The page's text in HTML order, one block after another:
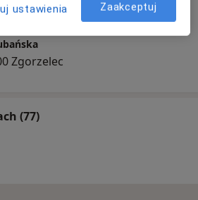
Zgorzelec
(77)
ustawienia Zaakceptuj